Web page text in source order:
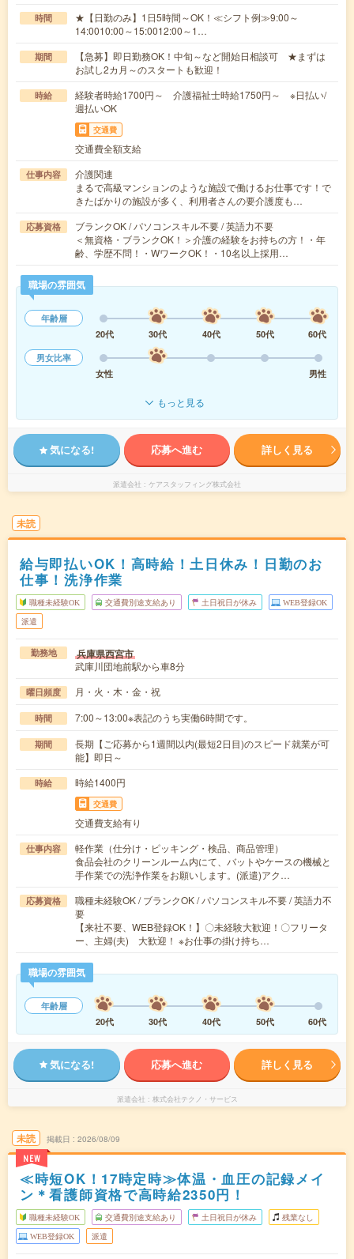
時間
★【日勤のみ】1日5時間～OK！≪シフト例≫9:00～
14:0010:00～15:0012:00～1…
期間
【急募】即日勤務OK！中旬～など開始日相談可 ★まずは
お試し2カ月～のスタートも歓迎！
時給
経験者時給1700円～ 介護福祉士時給1750円～ ※日払い/
週払いOK
交通費
交通費全額支給
仕事内容
介護関連
まるで高級マンションのような施設で働けるお仕事です！で
きたばかりの施設が多く、利用者さんの要介護度も…
応募資格
ブランクOK / パソコンスキル不要 / 英語力不要
＜無資格・ブランクOK！＞介護の経験をお持ちの方！・年
齢、学歴不問！・WワークOK！・10名以上採用…
職場の雰囲気
年齢層
20代
30代 40代 50代
60代
男女比率
女性
男性
もっと見る
気になる! 応募へ進む 詳しく見る
派遣会社 ケアスタッフィング株式会社
未読
給与即払いOK！高時給！土日休み！日勤のお
仕事！洗浄作業
職種未経験OK 交通費別途支給あり 土日祝日が休み WEB登録OK
派遣
勤務地 兵庫県西宮市
武庫川団地前駅から車8分
曜日頻度 月・火・木・金・祝
時間 7:00～13:00※表記のうち実働6時間です。
期間
長期【ご応募から1週間以内(最短2日目)のスピード就業が可
能】即日～
時給 時給1400円
交通費
交通費支給有り
仕事内容
軽作業（仕分け・ピッキング・検品、商品管理）
食品会社のクリーンルーム内にて、バットやケースの機械と
手作業での洗浄作業をお願いします。(派遣)アク…
応募資格
職種未経験OK / ブランクOK / パソコンスキル不要 / 英語力不
要
【来社不要、WEB登録OK！】〇未経験大歓迎！〇フリータ
ー、主婦(夫) 大歓迎！ ※お仕事の掛け持ち…
職場の雰囲気
年齢層
20代
30代 40代 50代 60代
気になる! 応募へ進む 詳しく見る
派遣会社 株式会社テクノ・サービス
未読
NEW
掲載日 2026/08/09
≪時短OK！17時定時≫体温・血圧の記録メイ
ン＊看護師資格で高時給2350円！
職種未経験OK 交通費別途支給あり 土日祝日が休み 残業なし
WEB登録OK 派遣